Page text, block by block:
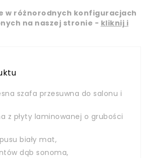
w różnorodnych konfiguracjach
na naszej stronie - kliknij i
szafa przesuwna do salonu i
z płyty laminowanej o grubości
biały mat,
dąb sonoma,